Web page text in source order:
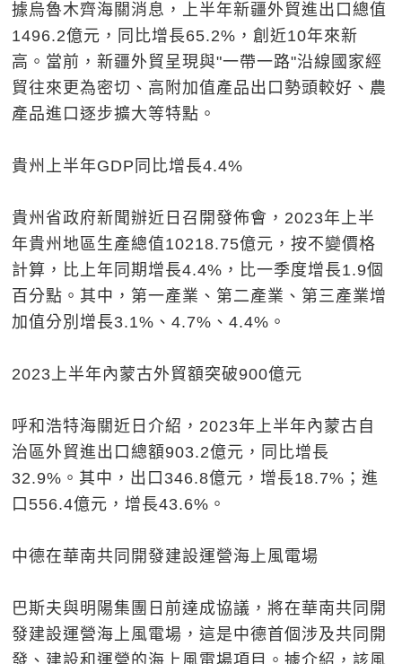
據烏魯木齊海關消息，上半年新疆外貿進出口總值
1496.2億元，同比增長65.2%，創近10年來新
高。當前，新疆外貿呈現與"一帶一路"沿線國家經
貿往來更為密切、高附加值產品出口勢頭較好、農
產品進口逐步擴大等特點。
貴州上半年GDP同比增長4.4%
貴州省政府新聞辦近日召開發佈會，2023年上半
年貴州地區生產總值10218.75億元，按不變價格
計算，比上年同期增長4.4%，比一季度增長1.9個
百分點。其中，第一產業、第二產業、第三產業增
加值分別增長3.1%、4.7%、4.4%。
2023上半年內蒙古外貿額突破900億元
呼和浩特海關近日介紹，2023年上半年內蒙古自
治區外貿進出口總額903.2億元，同比增長
32.9%。其中，出口346.8億元，增長18.7%；進
口556.4億元，增長43.6%。
中德在華南共同開發建設運營海上風電場
巴斯夫與明陽集團日前達成協議，將在華南共同開
發建設運營海上風電場，這是中德首個涉及共同開
發、建設和運營的海上風電場項目。據介紹，該風